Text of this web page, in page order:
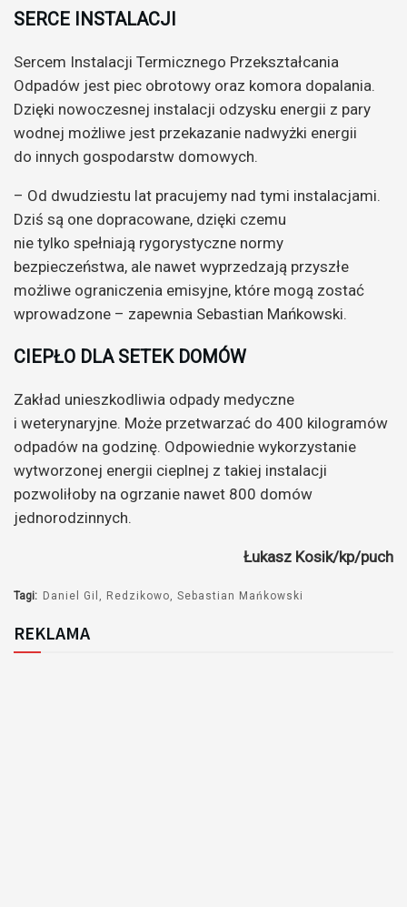
SERCE INSTALACJI
Sercem Instalacji Termicznego Przekształcania
Odpadów jest piec obrotowy oraz komora dopalania.
Dzięki nowoczesnej instalacji odzysku energii z pary
wodnej możliwe jest przekazanie nadwyżki energii
do innych gospodarstw domowych.
– Od dwudziestu lat pracujemy nad tymi instalacjami.
Dziś są one dopracowane, dzięki czemu
nie tylko spełniają rygorystyczne normy
bezpieczeństwa, ale nawet wyprzedzają przyszłe
możliwe ograniczenia emisyjne, które mogą zostać
wprowadzone – zapewnia Sebastian Mańkowski.
CIEPŁO DLA SETEK DOMÓW
Zakład unieszkodliwia odpady medyczne
i weterynaryjne. Może przetwarzać do 400 kilogramów
odpadów na godzinę. Odpowiednie wykorzystanie
wytworzonej energii cieplnej z takiej instalacji
pozwoliłoby na ogrzanie nawet 800 domów
jednorodzinnych.
Łukasz Kosik/kp/puch
Tagi: Daniel Gil Redzikowo Sebastian Mańkowski
REKLAMA